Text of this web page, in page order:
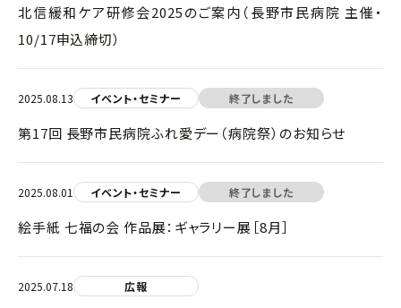
北信緩和ケア研修会2025のご案内（長野市民病院 主催・
10/17申込締切）
2025.08.13 イベント・セミナー 終了しました
第17回 長野市民病院ふれ愛デー（病院祭）のお知らせ
2025.08.01 イベント・セミナー 終了しました
絵手紙 七福の会 作品展：ギャラリー展［8月］
2025.07.18 広報